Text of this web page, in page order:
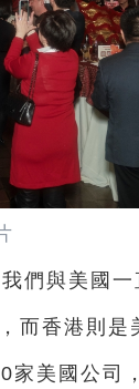
們與美國
而香港則是
美國公司